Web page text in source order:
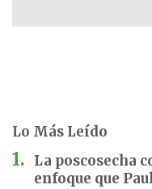
Lo Más Leído
La poscosecha
enfoque que